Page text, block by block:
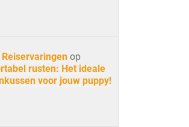
op
rusten: Het ideale
voor jouw puppy!